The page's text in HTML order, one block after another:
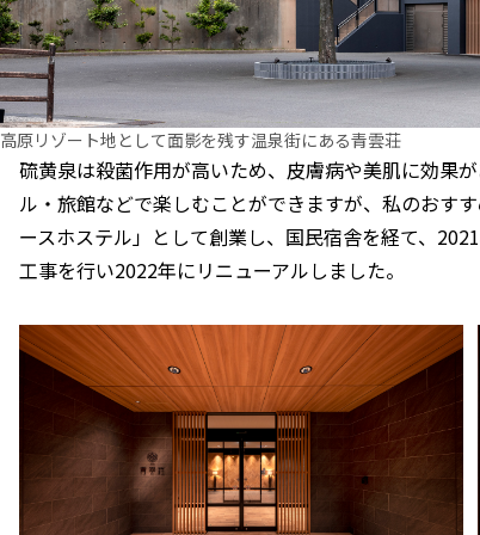
高原リゾート地として面影を残す温泉街にある青雲荘
硫黄泉は殺菌作用が高いため、皮膚病や美肌に効果
ル・旅館などで楽しむことができますが、私のおす
ースホステル」として創業し、国民宿舎を経て、
工事を行い2022年にリニューアルしました。